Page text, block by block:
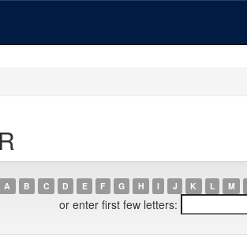
A B C D E F G H I J K L M
or enter first few letters: